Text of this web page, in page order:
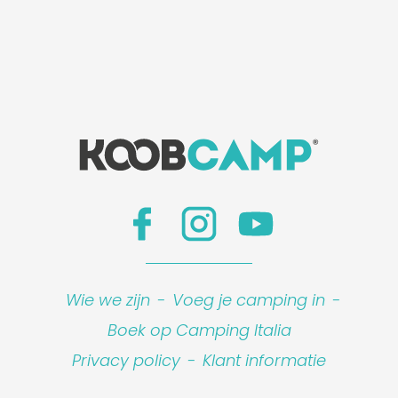
Wie we zijn - Voeg je camping in -
Boek op Camping Italia
Privacy policy - Klant informatie